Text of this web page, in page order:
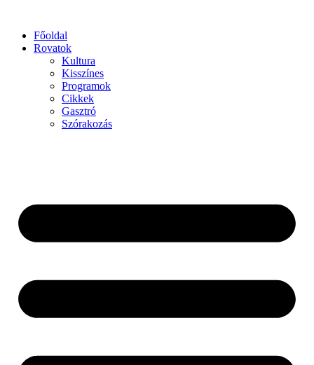
Főoldal
Rovatok
Kultura
Kisszínes
Programok
Cikkek
Gasztró
Szórakozás